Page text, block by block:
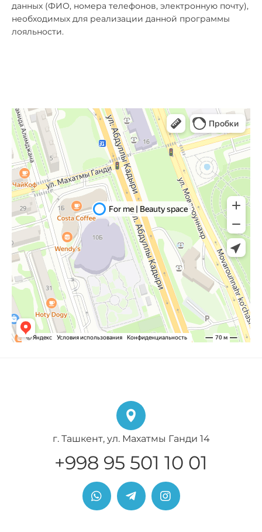
данных (ФИО, номера телефонов, электронную почту),
необходимых для реализации данной программы
лояльности.
г. Ташкент, ул. Махатмы Ганди 14
+998 95 501 10 01